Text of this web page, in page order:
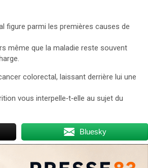
figure parmi les premières causes de
même que la maladie reste souvent
colorectal, laissant derrière lui une
vous interpelle‑t‑elle au sujet du
Bluesky